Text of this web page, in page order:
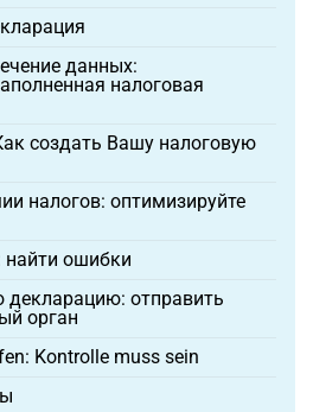
данных:
налоговая
создать Вашу налоговую
налогов: оптимизируйте
ошибки
декларацию: отправить
орган
Kontrolle muss sein